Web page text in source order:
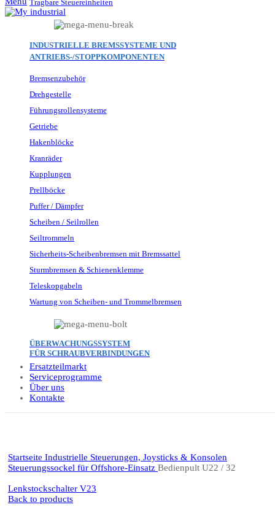
Tragbare Steuereinheiten
INDUSTRIELLE BREMSSYSTEME UND
ANTRIEBS-/STOPPKOMPONENTEN
Bremsenzubehör
Drehgestelle
Führungsrollensysteme
Getriebe
Hakenblöcke
Kranräder
Kupplungen
Prellböcke
Puffer / Dämpfer
Scheiben / Seilrollen
Seiltrommeln
Sicherheits-Scheibenbremsen mit Bremssattel
Sturmbremsen & Schienenklemme
Teleskopgabeln
Wartung von Scheiben- und Trommelbremsen
ÜBERWACHUNGSSYSTEM
FÜR SCHRAUBVERBINDUNGEN
Ersatzteilmarkt
Serviceprogramme
Über uns
Kontakte
Startseite Industrielle Steuerungen, Joysticks & Konsolen
Steuerungssockel für Offshore-Einsatz Bedienpult U22 / 32
Lenkstockschalter V23
Back to products